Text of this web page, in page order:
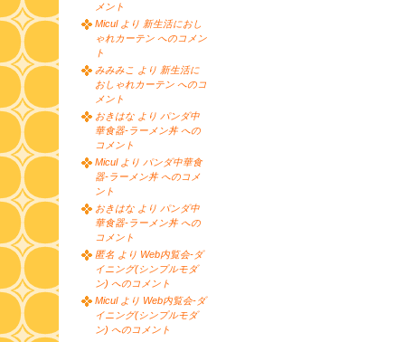
メント
Micul より 新生活におし
ゃれカーテン へのコメン
ト
みみみこ より 新生活に
おしゃれカーテン へのコ
メント
おきはな より パンダ中
華食器-ラーメン丼 への
コメント
Micul より パンダ中華食
器-ラーメン丼 へのコメ
ント
おきはな より パンダ中
華食器-ラーメン丼 への
コメント
匿名 より Web内覧会-ダ
イニング(シンプルモダ
ン) へのコメント
Micul より Web内覧会-ダ
イニング(シンプルモダ
ン) へのコメント